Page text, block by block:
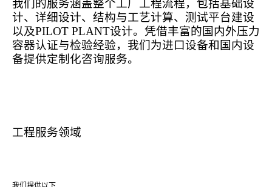
我们的服务涵盖整个工厂工程流程，包括基础设
计、 详细设计、 结构与工艺计算、 测试平台建设
以及PILOT PLANT设计。凭借丰富的国内外压力
容器认证与检验经验，我们为进口设备和 国内设
备提供定制化咨询服务。
工程服务领域